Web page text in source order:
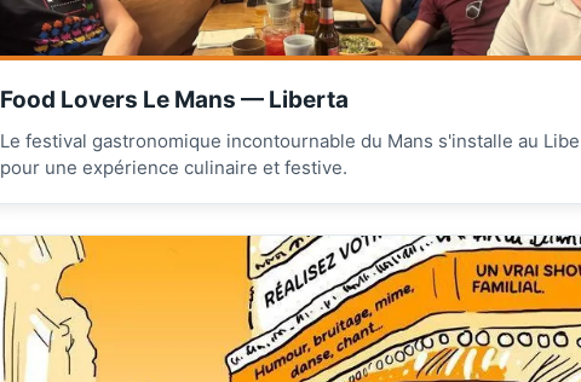
Food Lovers Le Mans — Liberta
Le festival gastronomique incontournable du Mans s'installe au
pour une expérience culinaire et festive.